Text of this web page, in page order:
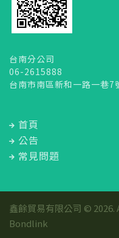
台南分公司
06-2615888
台南市南區新和一路一巷7
首頁
公告
常見問題
鑫餘貿易有限公司 ©
Bondlink